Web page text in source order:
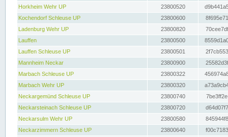
Horkheim Wehr UP
23800520
Kochendorf Schleuse UP
23800600
Ladenburg Wehr UP
23800820
Lauffen
23800500
Lauffen Schleuse UP
23800501
Mannheim Neckar
23800900
Marbach Schleuse UP
23800322
Marbach Wehr UP
23800320
Neckargemünd Schleuse UP
23800740
Neckarsteinach Schleuse UP
23800720
Neckarsulm Wehr UP
23800580
Neckarzimmern Schleuse UP
23800640